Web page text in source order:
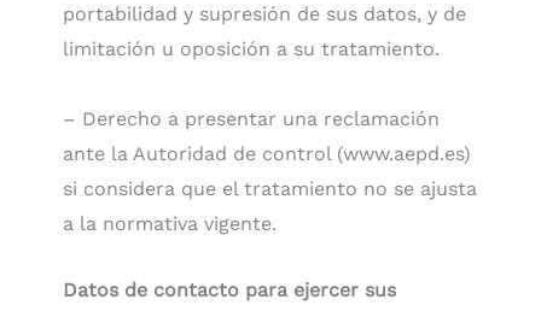
portabilidad y supresión de sus datos, y de
limitación u oposición a su tratamiento.
– Derecho a presentar una reclamación
ante la Autoridad de control (www.aepd.es)
si considera que el tratamiento no se ajusta
a la normativa vigente.
Datos de contacto para ejercer sus